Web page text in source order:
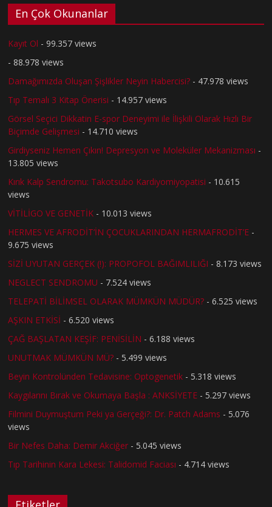
En Çok Okunanlar
Kayıt Ol - 99.357 views
- 88.978 views
Damağımızda Oluşan Şişlikler Neyin Habercisi? - 47.978 views
Tıp Temalı 3 Kitap Önerisi - 14.957 views
Görsel Seçici Dikkatin E-spor Deneyimi ile İlişkili Olarak Hızlı Bir
Biçimde Gelişmesi - 14.710 views
Girdiyseniz Hemen Çıkın! Depresyon ve Moleküler Mekanizması -
13.805 views
Kırık Kalp Sendromu: Takotsubo Kardiyomiyopatisi - 10.615
views
VİTİLİGO VE GENETİK - 10.013 views
HERMES VE AFRODİT’İN ÇOCUKLARINDAN HERMAFRODİT’E -
9.675 views
SİZİ UYUTAN GERÇEK (!): PROPOFOL BAĞIMLILIĞI - 8.173 views
NEGLECT SENDROMU - 7.524 views
TELEPATİ BİLİMSEL OLARAK MÜMKÜN MÜDÜR? - 6.525 views
AŞKIN ETKİSİ - 6.520 views
ÇAĞ BAŞLATAN KEŞİF: PENİSİLİN - 6.188 views
UNUTMAK MÜMKÜN MÜ? - 5.499 views
Beyin Kontrolünden Tedavisine: Optogenetik - 5.318 views
Kaygılarını Bırak ve Okumaya Başla : ANKSİYETE - 5.297 views
Filmini Duymuştum Peki ya Gerçeği?: Dr. Patch Adams - 5.076
views
Bir Nefes Daha: Demir Akciğer - 5.045 views
Tıp Tarihinin Kara Lekesi: Talidomid Faciası - 4.714 views